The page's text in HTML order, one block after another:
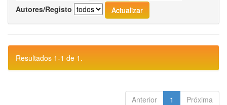
Autores/Registo
Resultados 1-1 de 1.
Anterior 1 Próxima